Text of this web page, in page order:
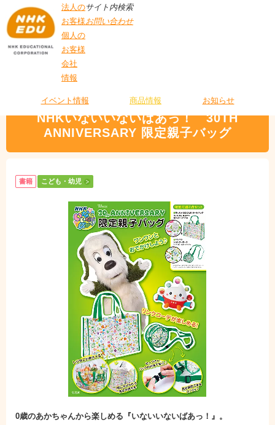
法人の
お客様
個人の
お客様
会社
情報
サイト内検索
お問い合わせ
イベント情報 商品情報 お知らせ
ANNIVERSARY 限定親子バッグ
NHKいないいないばあっ！ 30TH
ANNIVERSARY 限定親子バッグ
書籍 こども・幼児
0歳のあかちゃんから楽しめる『いないいないばあっ！』。